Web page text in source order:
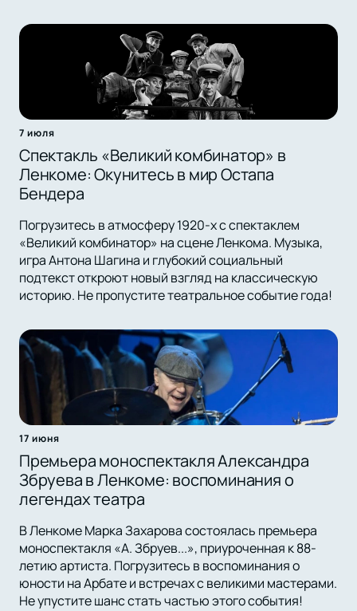
7 июля
Спектакль «Великий комбинатор» в
Ленкоме: Окунитесь в мир Остапа
Бендера
Погрузитесь в атмосферу 1920-х с спектаклем
«Великий комбинатор» на сцене Ленкома. Музыка,
игра Антона Шагина и глубокий социальный
подтекст откроют новый взгляд на классическую
историю. Не пропустите театральное событие года!
17 июня
Премьера моноспектакля Александра
Збруева в Ленкоме: воспоминания о
легендах театра
В Ленкоме Марка Захарова состоялась премьера
моноспектакля «А. Збруев...», приуроченная к 88-
летию артиста. Погрузитесь в воспоминания о
юности на Арбате и встречах с великими мастерами.
Не упустите шанс стать частью этого события!